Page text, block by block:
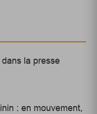
la presse
: en mouvement,